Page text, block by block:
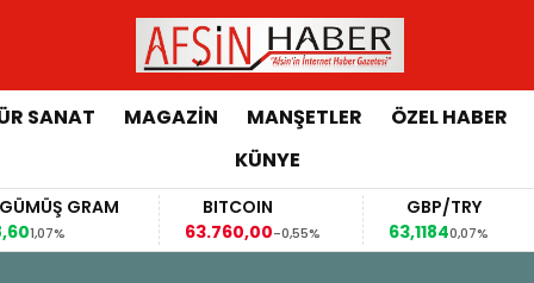
SANAT MAGAZİN MANŞETLER ÖZEL HABER
KÜNYE
BITCOIN
63.760,00
-0,55%
63,1184
0,07%
1,1370